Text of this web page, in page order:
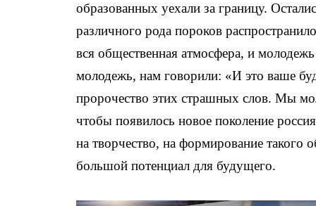
образованных уехали за границу.
различного рода пороков
вся общественная атмосфера, и
молодежь, нам говорили: «И это ваше
пророчество этих страшных слов. Мы
чтобы появилось новое поколение
на творчество, на формирование такого
большой потенциал для будущего.